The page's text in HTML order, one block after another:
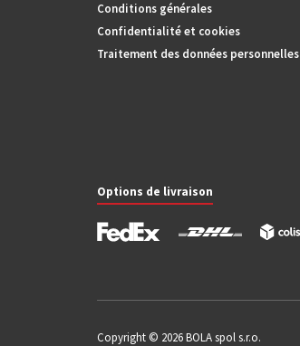
Conditions générales
Confidentialité et cookies
Traitement des données personnelles
Options de livraison
Copyright © 2026 BOLA spol s.r.o.